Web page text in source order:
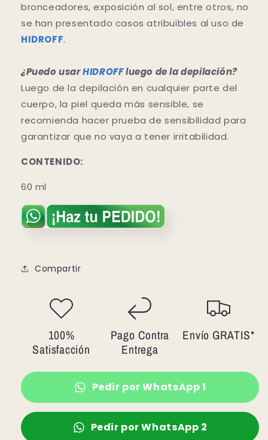
bronceadores, exposición al sol, entre otros, no
se han presentado casos atribuibles al uso de
HIDROFF.
¿Puedo usarHIDROFFluego de la depilación?
Luego de la depilación en cualquier parte del
cuerpo, la piel queda más sensible, se
recomienda hacer prueba de sensibilidad para
garantizar que no vaya a tener irritabilidad.
CONTENIDO:
60 ml
Compartir
100%
Satisfacción
Pago Contra
Entrega
Envío GRATIS*
Pedir por WhatsApp 1
Pedir por WhatsApp 2